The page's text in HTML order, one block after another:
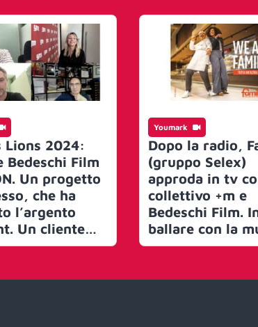
Lions 2024:
Bedeschi Film
Un progetto
che ha
l’argento
Un cliente
che ha speso
che crede
Youmark
Dopo la radio,
(gruppo Selex)
approda in tv
collettivo +m e
Bedeschi Film.
ballare con la
di Fabrizio